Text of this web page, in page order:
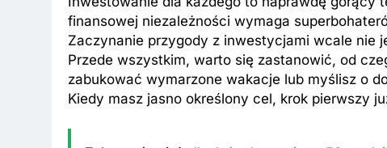
finansowej niezależności wymaga
Zaczynanie przygody z inwestycjami wcale nie
Przede wszystkim, warto się zastanowić, od
zabukować wymarzone wakacje lub myślisz o
Kiedy masz jasno określony cel, krok pierwszy